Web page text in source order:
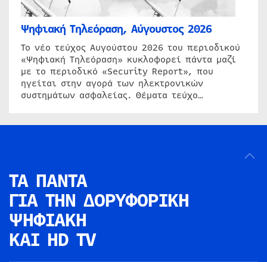
Ψηφιακή Τηλεόραση, Αύγουστος 2026
Το νέο τεύχος Αυγούστου 2026 του περιοδικού
«Ψηφιακή Τηλεόραση» κυκλοφορεί πάντα μαζί
με το περιοδικό «Security Report», που
ηγείται στην αγορά των ηλεκτρονικών
συστημάτων ασφαλείας. Θέματα τεύχο…
ΤΑ ΠΑΝΤΑ
ΓΙΑ ΤΗΝ ΔΟΡΥΦΟΡΙΚΗ
ΨΗΦΙΑΚΗ
ΚΑΙ HD TV